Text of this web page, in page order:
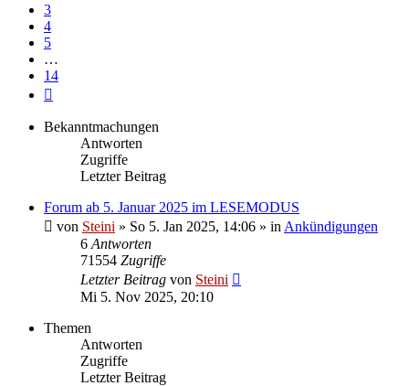
3
4
5
…
14
Bekanntmachungen
Antworten
Zugriffe
Letzter Beitrag
Forum ab 5. Januar 2025 im LESEMODUS
von Steini » So 5. Jan 2025, 14:06 » in Ankündigungen
6 Antworten
71554 Zugriffe
Letzter Beitrag von Steini
Mi 5. Nov 2025, 20:10
Themen
Antworten
Zugriffe
Letzter Beitrag